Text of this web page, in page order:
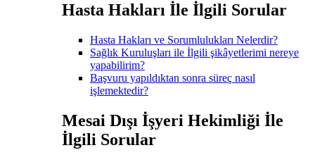
Hasta Hakları İle İlgili Sorular
Hasta Hakları ve Sorumlulukları Nelerdir?
Sağlık Kuruluşları ile İlgili şikâyetlerimi nereye
yapabilirim?
Başvuru yapıldıktan sonra süreç nasıl
işlemektedir?
Mesai Dışı İşyeri Hekimliği İle
İlgili Sorular